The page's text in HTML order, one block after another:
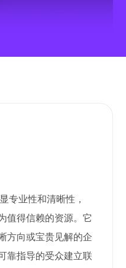
专业性和清晰性，
值得信赖的资源。它
方向或宝贵见解的企
靠指导的受众建立联